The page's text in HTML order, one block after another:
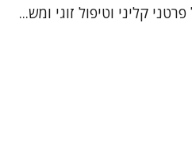
קליני וטיפול זוגי ומש...